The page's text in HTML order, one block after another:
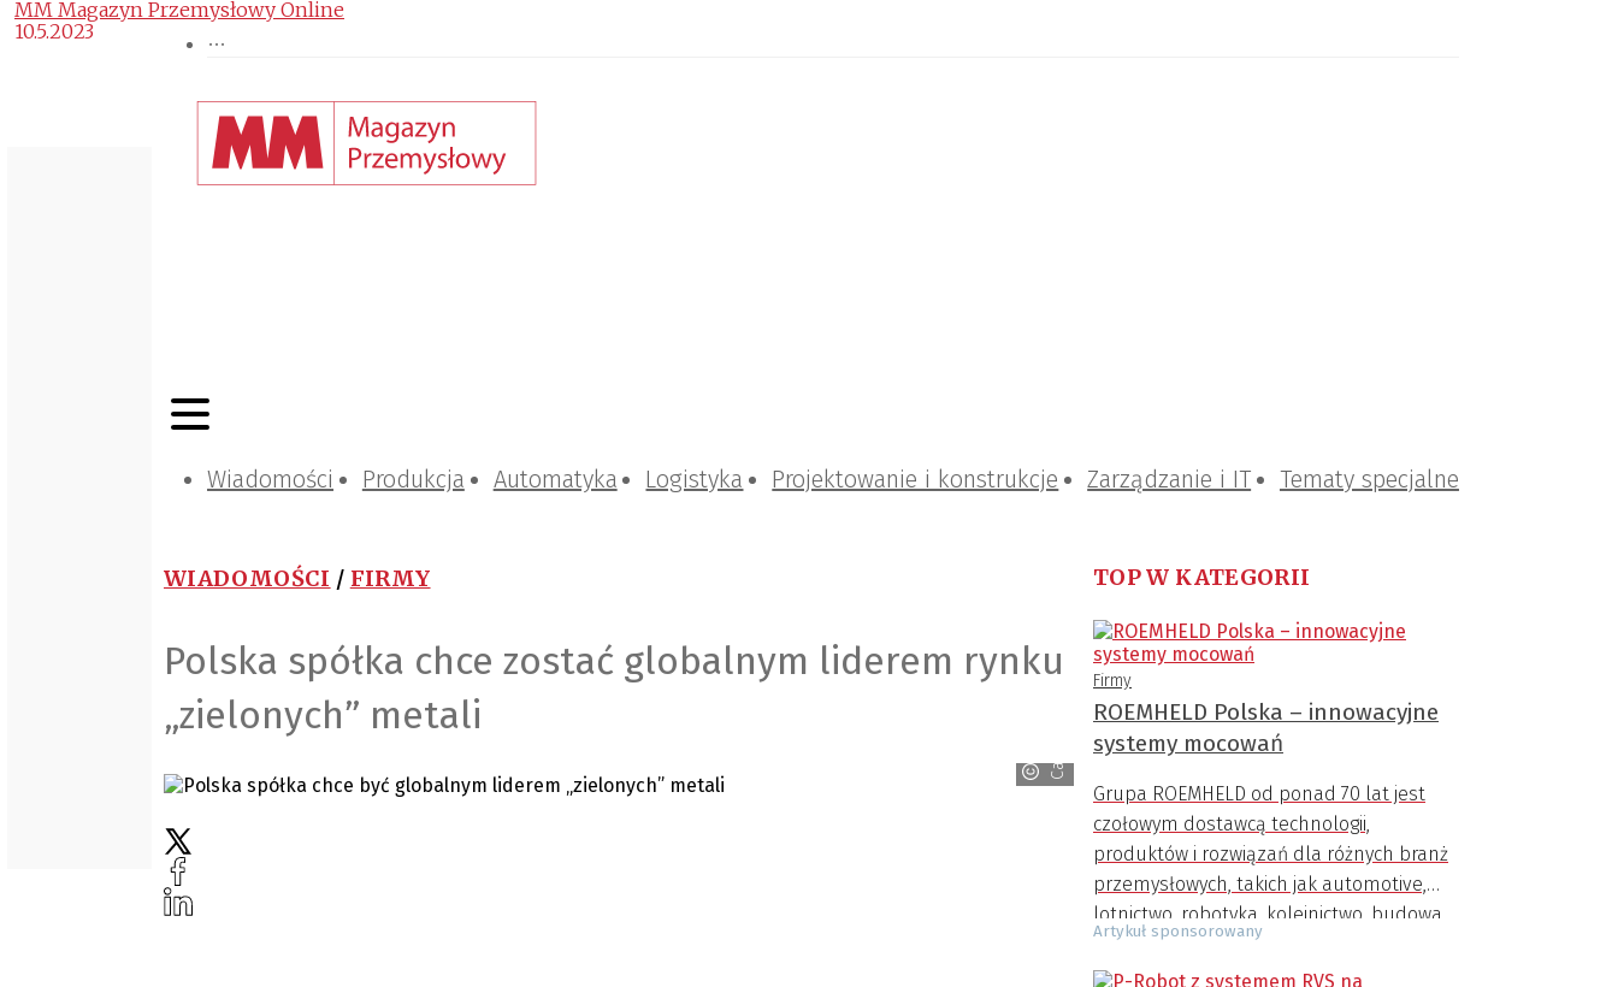
Wiadomości Produkcja Automatyka Logistyka Projektowanie i konstrukcje Zarządzanie i IT Tematy specjalne
WIADOMOŚCI / FIRMY
Polska spółka chce zostać globalnym liderem rynku
„zielonych” metali
Canva
MM Magazyn Przemysłowy Online
10.5.2023
TOP W KATEGORII
Firmy
ROEMHELD Polska – innowacyjne
systemy mocowań
Grupa ROEMHELD od ponad 70 lat jest
czołowym dostawcą technologii,
produktów i rozwiązań dla różnych branż
przemysłowych, takich jak automotive,
lotnictwo, robotyka, kolejnictwo, budowa
maszyn, przemysł AGD, zbrojeniowy,
medyczny i inne.
Artykuł sponsorowany